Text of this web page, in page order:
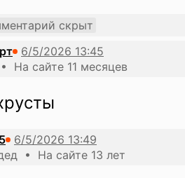
скрыт
На сайте 11 месяцев
• На сайте 13 лет